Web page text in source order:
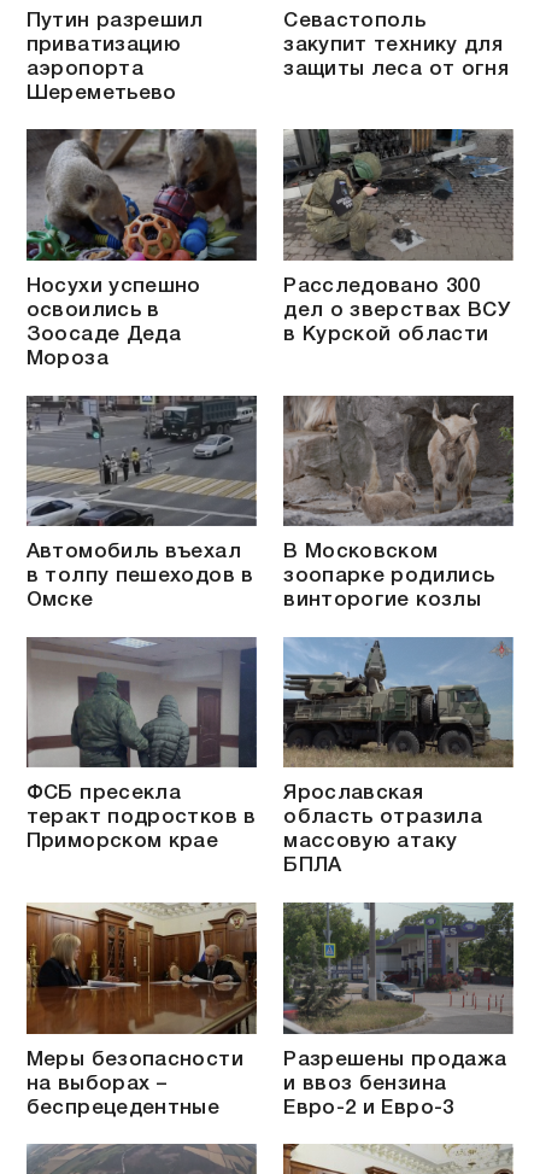
Путин разрешил
приватизацию
аэропорта
Шереметьево
Севастополь
закупит технику для
защиты леса от огня
Носухи успешно
освоились в
Зоосаде Деда
Мороза
Расследовано 300
дел о зверствах ВСУ
в Курской области
Автомобиль въехал
в толпу пешеходов в
Омске
В Московском
зоопарке родились
винторогие козлы
ФСБ пресекла
теракт подростков в
Приморском крае
Ярославская
область отразила
массовую атаку
БПЛА
Меры безопасности
на выборах –
беспрецедентные
Разрешены продажа
и ввоз бензина
Евро-2 и Евро-3